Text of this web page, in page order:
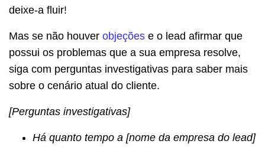
deixe-a fluir!
Mas se não houver objeções e o lead afirmar que
possui os problemas que a sua empresa resolve,
siga com perguntas investigativas para saber mais
sobre o cenário atual do cliente.
[Perguntas investigativas]
Há quanto tempo a [nome da empresa do lead]